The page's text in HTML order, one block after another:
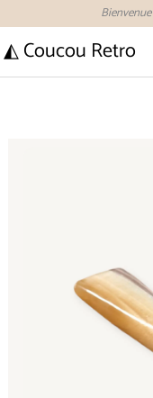
contenu
Bienvenue
◭ Coucou Retro